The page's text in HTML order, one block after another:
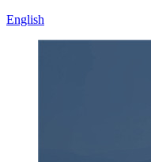
English